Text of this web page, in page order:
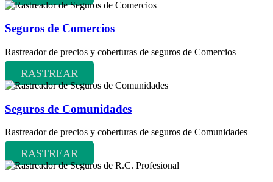
Seguros de Comercios
Rastreador de precios y coberturas de seguros de Comercios
RASTREAR
Seguros de Comunidades
Rastreador de precios y coberturas de seguros de Comunidades
RASTREAR